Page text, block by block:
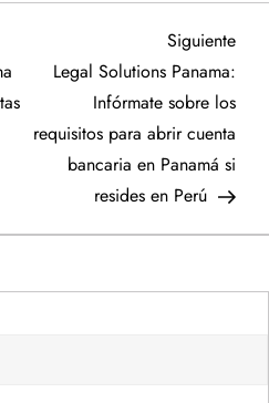
Siguiente
Legal Solutions Panama:
Infórmate sobre los
requisitos para abrir cuenta
bancaria en Panamá si
resides en Perú